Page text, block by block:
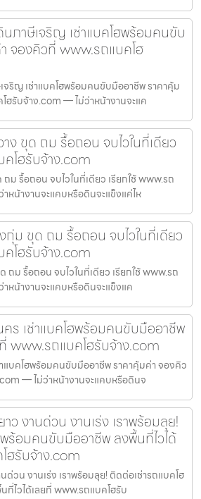
ภาษีเจริญ เช่าแบคโฮพร้อมคนขับ
จองคิวที่ www.รถแบคโฮ
ริญ เช่าแบคโฮพร้อมคนขับมืออาชีพ ราคาคุ้ม
ฮรับจ้าง.com — ไม่ว่าหน้างานจะแค
าง ขุด ถม รื้อถอน จบไวในที่เดียว
คโฮรับจ้าง.com
ถม รื้อถอน จบไวในที่เดียว เรียกใช้ www.รถ
หน้างานจะแคบหรือดินจะแข็งแค่ไห
ม ขุด ถม รื้อถอน จบไวในที่เดียว
คโฮรับจ้าง.com
ม รื้อถอน จบไวในที่เดียว เรียกใช้ www.รถ
หน้างานจะแคบหรือดินจะแข็งแค
ร เช่าแบคโฮพร้อมคนขับมืออาชีพ
www.รถแบคโฮรับจ้าง.com
แบคโฮพร้อมคนขับมืออาชีพ ราคาคุ้มค่า จองคิว
— ไม่ว่าหน้างานจะแคบหรือดินจ
ว งานด่วน งานเร่ง เราพร้อมลุย!
ร้อมคนขับมืออาชีพ ลงพื้นที่ไวได้
ฮรับจ้าง.com
ด่วน งานเร่ง เราพร้อมลุย! ติดต่อเช่ารถแบคโฮ
ไวได้เลยที่ www.รถแบคโฮรับ